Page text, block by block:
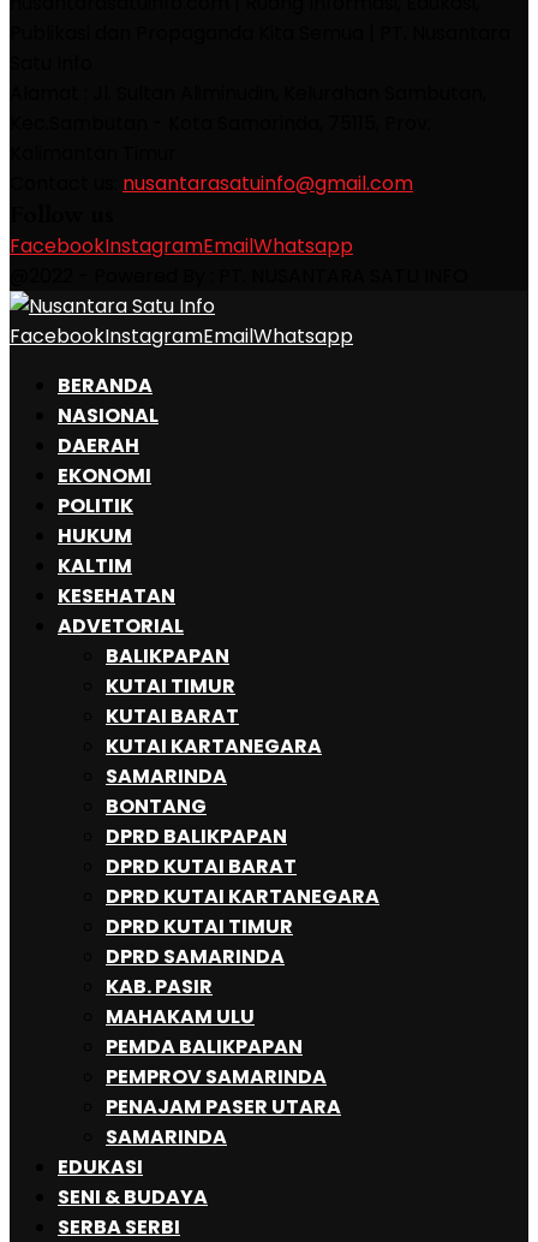
nusantarasatuinfo@gmail.com
FacebookInstagramEmailWhatsapp
FacebookInstagramEmailWhatsapp
BERANDA
NASIONAL
DAERAH
EKONOMI
POLITIK
HUKUM
KALTIM
KESEHATAN
ADVETORIAL
BALIKPAPAN
KUTAI TIMUR
KUTAI BARAT
KUTAI KARTANEGARA
SAMARINDA
BONTANG
DPRD BALIKPAPAN
DPRD KUTAI BARAT
DPRD KUTAI KARTANEGARA
DPRD KUTAI TIMUR
DPRD SAMARINDA
KAB. PASIR
MAHAKAM ULU
PEMDA BALIKPAPAN
PEMPROV SAMARINDA
PENAJAM PASER UTARA
SAMARINDA
EDUKASI
SENI & BUDAYA
SERBA SERBI